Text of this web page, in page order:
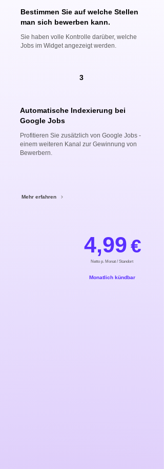
Bestimmen Sie auf welche Stellen
man sich bewerben kann.
Sie haben volle Kontrolle darüber, welche
Jobs im Widget angezeigt werden.
3
Automatische Indexierung bei
Google Jobs
Profitieren Sie zusätzlich von Google Jobs -
einem weiteren Kanal zur Gewinnung von
Bewerbern.
Mehr erfahren
4,99€
Netto p. Monat / Standort
Monatlich kündbar